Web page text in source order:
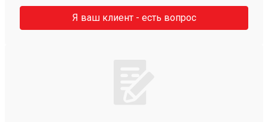
Я ваш клиент - есть вопрос